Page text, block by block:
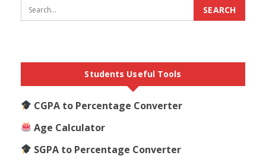
Students Useful Tools
CGPA to Percentage Converter
Age Calculator
SGPA to Percentage Converter